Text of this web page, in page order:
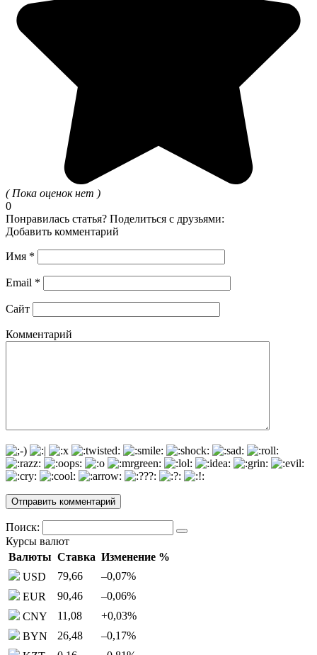
( Пока оценок нет )
0
Понравилась статья? Поделиться с друзьями:
Добавить комментарий
Имя *
Email *
Сайт
Комментарий
Поиск:
Курсы валют
Валюты Ставка Изменение %
USD
79,66 –0,07%
EUR
90,46 –0,06%
CNY
11,08 +0,03%
BYN
26,48 –0,17%